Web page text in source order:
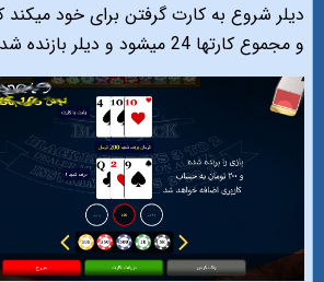
و مجموع کارتها 24 میشود و دیلر بازنده شده است.